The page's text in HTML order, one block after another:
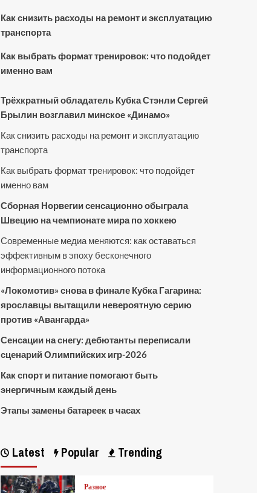
Как снизить расходы на ремонт и эксплуатацию
транспорта
Как выбрать формат тренировок: что подойдет
именно вам
Трёхкратный обладатель Кубка Стэнли Сергей
Брылин возглавил минское «Динамо»
Как снизить расходы на ремонт и эксплуатацию
транспорта
Как выбрать формат тренировок: что подойдет
именно вам
Сборная Норвегии сенсационно обыграла
Швецию на чемпионате мира по хоккею
Современные медиа меняются: как оставаться
эффективным в эпоху бесконечного
информационного потока
«Локомотив» снова в финале Кубка Гагарина:
ярославцы вытащили невероятную серию
против «Авангарда»
Сенсации на снегу: дебютанты переписали
сценарий Олимпийских игр-2026
Как спорт и питание помогают быть
энергичным каждый день
Этапы замены батареек в часах
Latest Popular Trending
Разное